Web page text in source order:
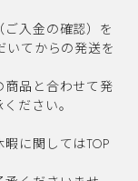
入金の確認）を
いてからの発送を
商品と合わせて発
ださい。
に関してはTOP